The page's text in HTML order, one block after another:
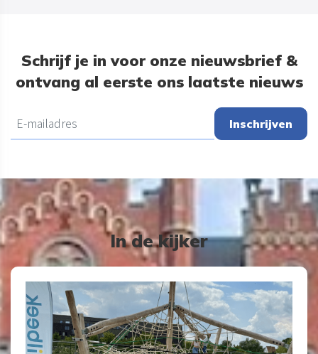
Schrijf je in voor onze nieuwsbrief &
ontvang al eerste ons laatste nieuws
Inschrijven
In de kijker